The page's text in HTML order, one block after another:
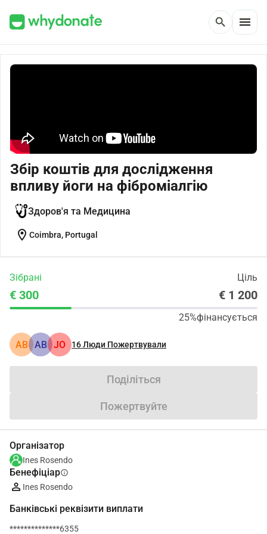
search menu
Збір коштів для дослідження
впливу йоги на фіброміалгію
Здоров'я та Медицина
location_on Coimbra, Portugal
Зібрані Ціль
€ 300 € 1 200
25%фінансується
АВ АВ JO 16Люди Пожертвували
Поділіться
Пожертвуйте
Організатор
Ines Rosendo
Бенефіціарinfo
Ines Rosendo
Банківські реквізити виплати
**************6355